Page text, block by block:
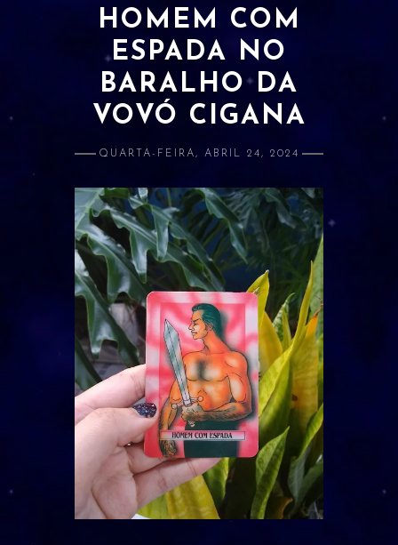
ATRAÇÃO E AMOR PRÓPRIO
BANIMENTO
CLARIVIDÊNCIA
LIMPEZA
PROSPERIDADE
PROTEÇÃO
SAÚDE
ORÁCULOS
TAROT
BARALHO CIGANO
CARTOMANCIA
BARALHO VOVÓ CIGANA
HOMEM COM
ESPADA NO
BARALHO DA
VOVÓ CIGANA
QUARTA-FEIRA, ABRIL 24, 2024